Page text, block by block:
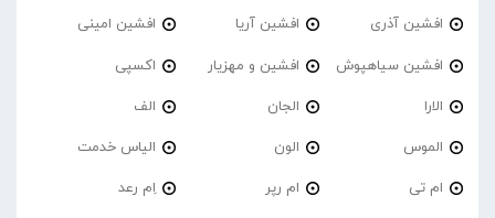
افشین آذری افشین آریا افشین امینی
افشین سیاهپوش افشین و مهزیار اکسپی
الارا الجان الف
الموس الون الیاس خدمت
ام تی ام رپر اِم رعد